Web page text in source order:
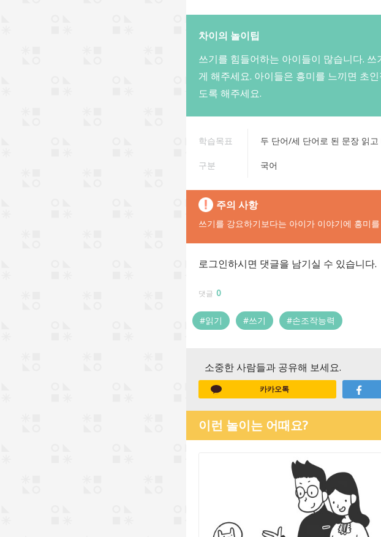
차이의 놀이팁
쓰기를 힘들어하는 아이들이 많습니다.
게 해주세요. 아이들은 흥미를 느끼면 초
도록 해주세요.
학습목표 두 단어/세 단어로 된 문장 읽
구분 국어
주의 사항
쓰기를 강요하기보다는 아이가 이야기에 흥미
로그인하시면 댓글을 남기실 수 있습니다.
댓글 0
#읽기 #쓰기 #손조작능력
소중한 사람들과 공유해 보세요.
카카오톡
이런 놀이는 어때요?